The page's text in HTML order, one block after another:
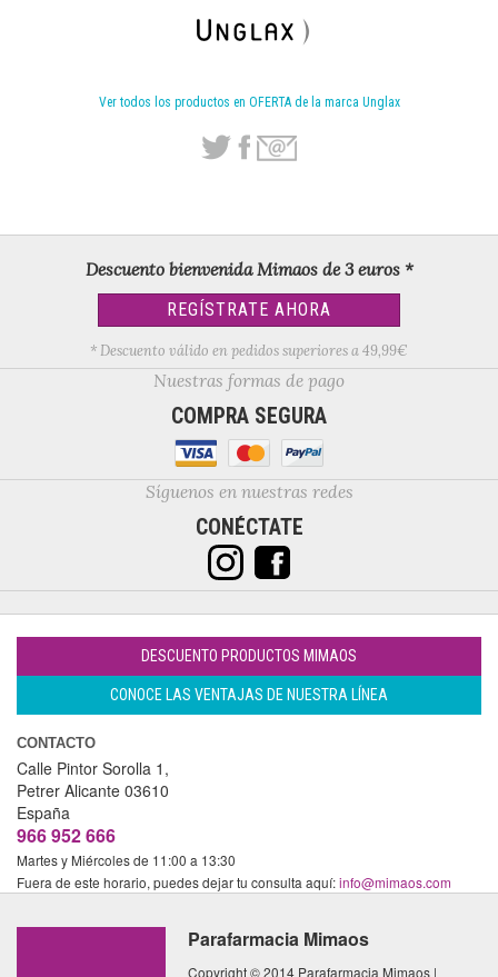
Ver todos los productos en OFERTA de la marca Unglax
Descuento bienvenida Mimaos de 3 euros *
REGÍSTRATE AHORA
* Descuento válido en pedidos superiores a 49,99€
Nuestras formas de pago
COMPRA SEGURA
Síguenos en nuestras redes
CONÉCTATE
DESCUENTO PRODUCTOS MIMAOS
CONOCE LAS VENTAJAS DE NUESTRA LÍNEA
CONTACTO
Calle Pintor Sorolla 1,
Petrer Alicante 03610
España
966 952 666
Martes y Miércoles de 11:00 a 13:30
Fuera de este horario, puedes dejar tu consulta aquí:info@mimaos.com
Parafarmacia Mimaos
Copyright © 2014 Parafarmacia Mimaos |